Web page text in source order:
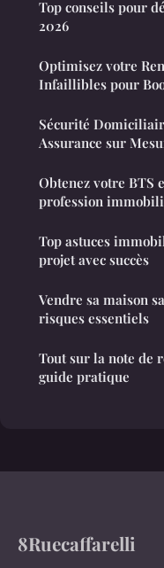
Top conseils pour
2026
Optimisez votre
Infaillibles pour
Sécurité
Assurance sur
Obtenez votre BTS
profession
Top astuces
projet avec succès
Vendre sa maison
risques essentiels
Tout sur la note de
guide pratique
8Ruecaffarelli